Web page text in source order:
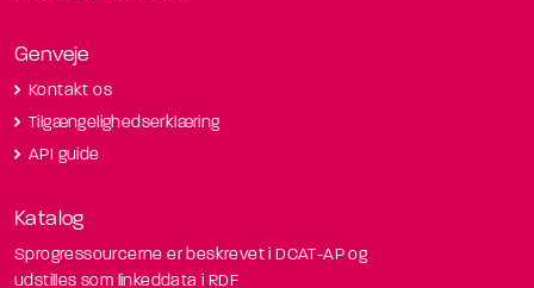
Genveje
Kontakt os
Tilgængelighedserklæring
API guide
Katalog
Sprogressourcerne er beskrevet i DCAT-AP og
udstilles som linkeddata i RDF